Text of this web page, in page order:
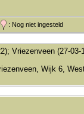
: Nog niet ingesteld
Vriezenveen (27-
Wijk 6,